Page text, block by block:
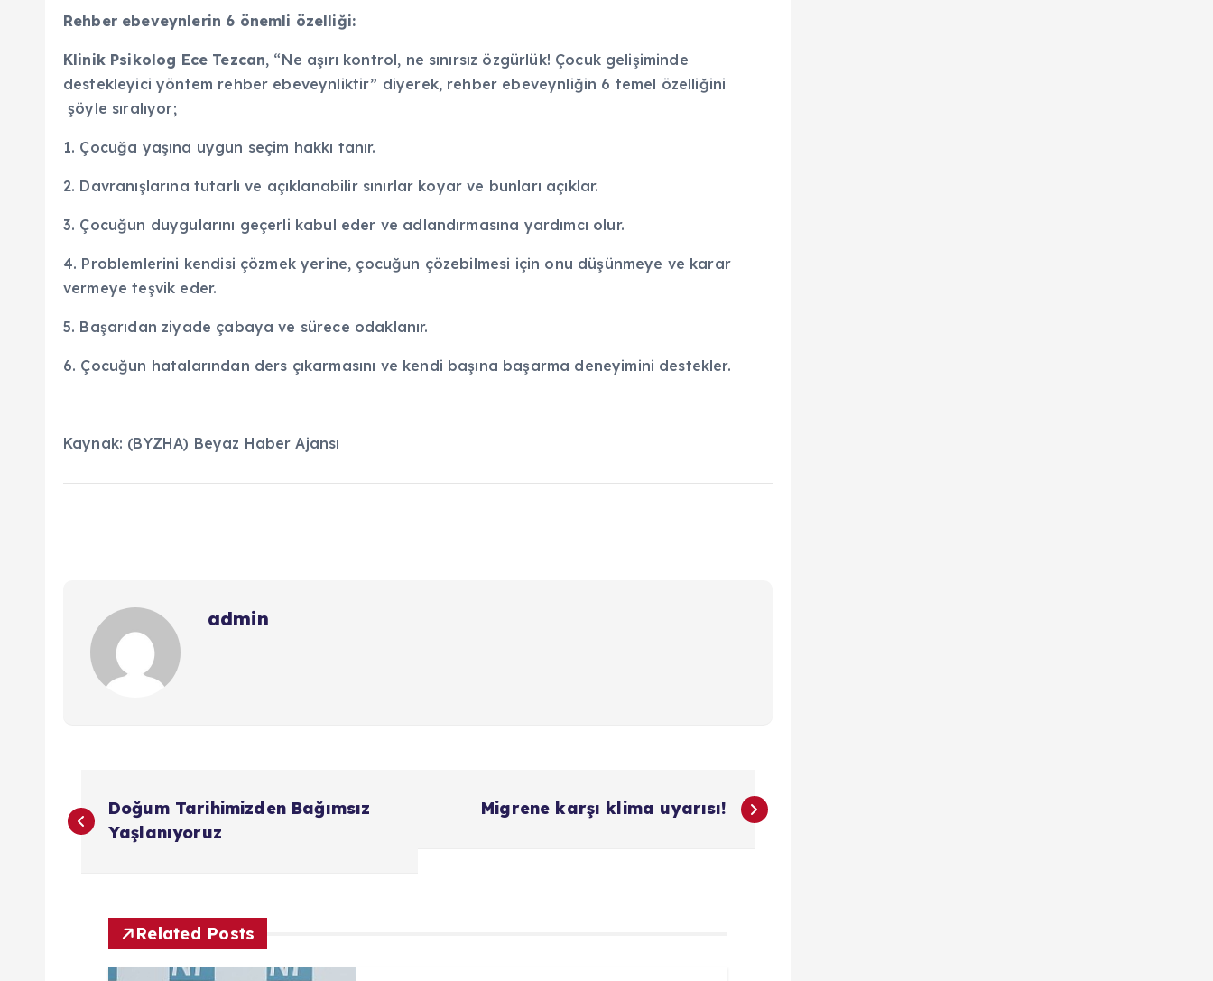
Rehber ebeveynlerin 6 önemli özelliği:
Klinik Psikolog Ece Tezcan, “Ne aşırı kontrol, ne sınırsız özgürlük! Çocuk gelişiminde
destekleyici yöntem rehber ebeveynliktir” diyerek, rehber ebeveynliğin 6 temel özelliğini
şöyle sıralıyor;
1. Çocuğa yaşına uygun seçim hakkı tanır.
2. Davranışlarına tutarlı ve açıklanabilir sınırlar koyar ve bunları açıklar.
3. Çocuğun duygularını geçerli kabul eder ve adlandırmasına yardımcı olur.
4. Problemlerini kendisi çözmek yerine, çocuğun çözebilmesi için onu düşünmeye ve karar
vermeye teşvik eder.
5. Başarıdan ziyade çabaya ve sürece odaklanır.
6. Çocuğun hatalarından ders çıkarmasını ve kendi başına başarma deneyimini destekler.
Kaynak: (BYZHA) Beyaz Haber Ajansı
admin
Y
a
Doğum Tarihimizden Bağımsız
Yaşlanıyoruz
Migrene karşı klima uyarısı!
Related Posts